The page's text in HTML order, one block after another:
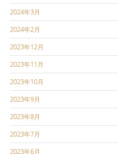
2024年3月
2024年2月
2023年12月
2023年11月
2023年10月
2023年9月
2023年8月
2023年7月
2023年6月